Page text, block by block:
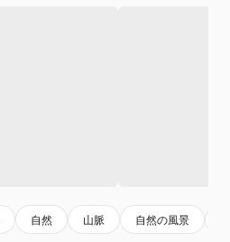
自然 山脈 自然の風景